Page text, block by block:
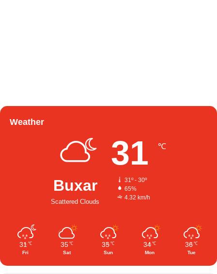
Weather
Buxar
Scattered Clouds
31 ℃
31º - 30º
65%
4.32 km/h
31 ℃
Fri
35 ℃
Sat
35 ℃
Sun
34 ℃
Mon
36 ℃
Tue